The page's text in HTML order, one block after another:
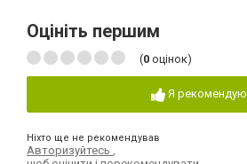
Оцініть першим
(0 оцінок)
Я рекомендую
Ніхто ще не рекомендував
Авторизуйтесь